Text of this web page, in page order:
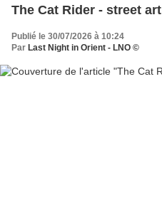
The Cat Rider - street art
Publié le 30/07/2026 à 10:24
Par Last Night in Orient - LNO ©